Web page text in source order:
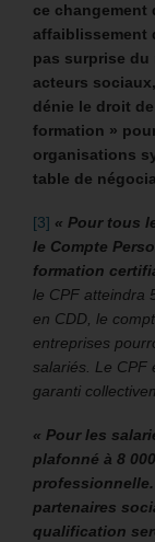
ce changement
affaiblissement
pas surprise du
acteurs
dénie le droit
formation »
organisations
table de
[3] « Pour tous
le Compte
formation
le CPF atteindra
en CDD, le
entreprises
salariés. Le CPF
garanti
« Pour les
plafonné à 8
professionnelle.
partenaires
qualification